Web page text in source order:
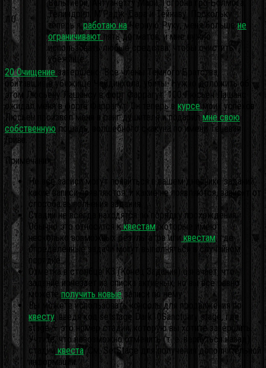
10
Вальтиери, Антуанетту Мари, Гогрона гро-Болмога,
Телиндрил, М’Радж-Дара и Тейнаву. Поскольку
теперь яработаю на Черную Руку, меня большене
ограничиваютпять догматов, и мне нужно
использовать любые средства, чтобы очистить
убежище.
20 Очищениезавершено. Все члены Темного Братства,
обитавшие в убежище Чейдинхола, убиты. Нужно доложить об
этом Люсьену Лашансу в форт Фаррагут. 100 Люсьен Лашанс
ожидал меня в форте Фаррагут. Он теперь в курсе моих успехов.
Люсьен произвел меня в ранг душителя и подарилмне свою
собственную лошадь, волшебного скакуна по имени Теневая
Грива.
Примечания
Не все записи могут появиться в вашем дневнике заданий;
какие записи появляются, и какие не появляются, зависит от
способа выполнения задания.
Стадии не всегда находятся по порядку прохождения.
Обычно это относится кквестам, которые имеют
несколько возможных результатов или квестам, где
определенные задачи могут выполняться в случайном
порядке.
Отметка в столбце КЗ (Конец Задания) означает, что
задание исчезает из списка активных, но вы все равно
можетеполучить новыезаписи по нему.
Вы можете использовать консоль для продвижения по
квесту, введя код setstage Dark10Sanctuary stage, где
stage — это номер стадии, которую вы хотите завершить.
Учтите, что невозможно отменить (т. е. вернуться назад)
стадии квеста. См. SetStage для получения дополнительной
информации.